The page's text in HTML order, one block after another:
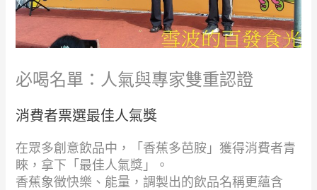
必喝名單：人氣與專家雙重認證
消費者票選最佳人氣獎
在眾多創意飲品中，「香蕉多芭胺」獲得消費者青
睞，拿下「最佳人氣獎」。
香蕉象徵快樂、能量，調製出的飲品名稱更蘊含